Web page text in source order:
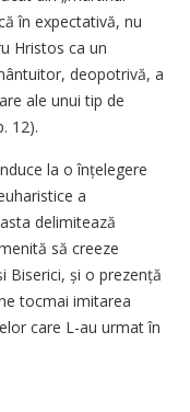
în expectativă, nu
Hristos ca un
deopotrivă, a
ale unui tip de
12).
la o înțelegere
a
delimitează
să creeze
Biserici, și o prezență
tocmai imitarea
care L-au urmat în